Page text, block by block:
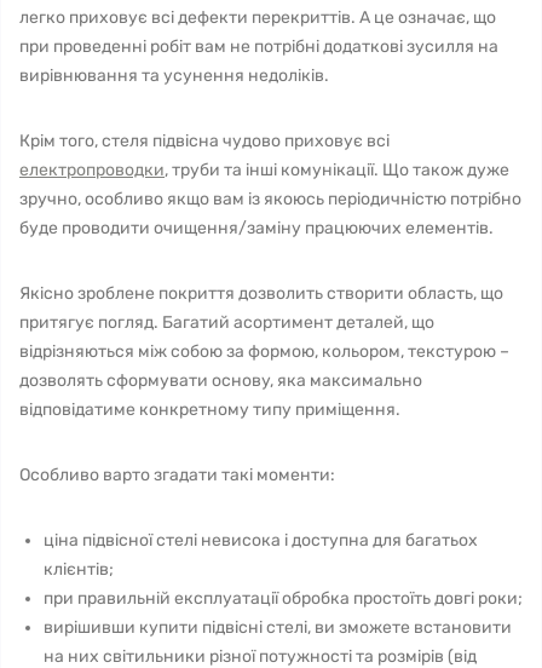
легко приховує всі дефекти перекриттів. А це означає, що
при проведенні робіт вам не потрібні додаткові зусилля на
вирівнювання та усунення недоліків.
Крім того, стеля підвісна чудово приховує всі
електропроводки, труби та інші комунікації. Що також дуже
зручно, особливо якщо вам із якоюсь періодичністю потрібно
буде проводити очищення/заміну працюючих елементів.
Якісно зроблене покриття дозволить створити область, що
притягує погляд. Багатий асортимент деталей, що
відрізняються між собою за формою, кольором, текстурою –
дозволять сформувати основу, яка максимально
відповідатиме конкретному типу приміщення.
Особливо варто згадати такі моменти:
ціна підвісної стелі невисока і доступна для багатьох
клієнтів;
при правильній експлуатації обробка простоїть довгі роки;
вирішивши купити підвісні стелі, ви зможете встановити
на них світильники різної потужності та розмірів (від